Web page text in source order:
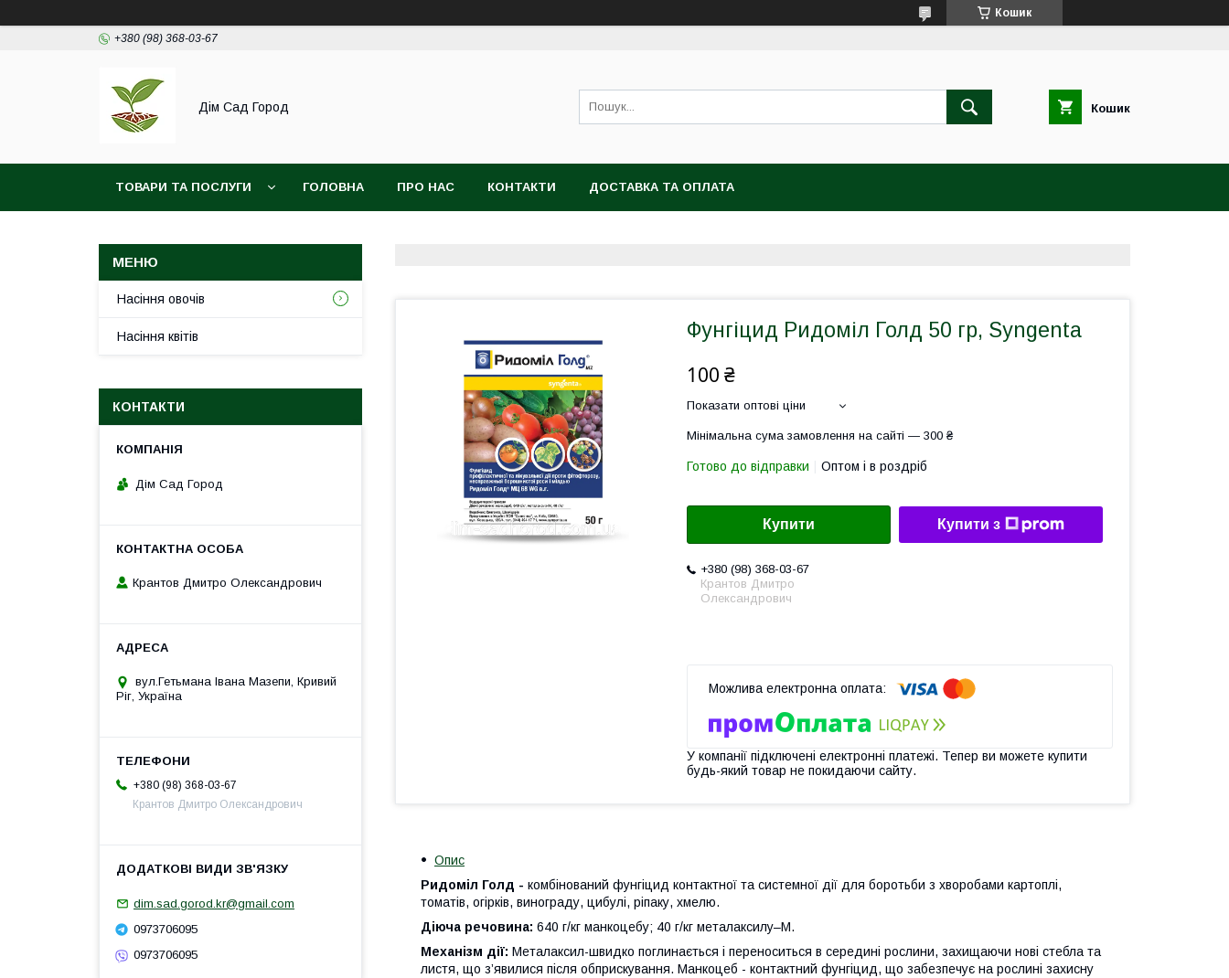
Кошик
+380 (98) 368-03-67
Дім Сад Город Кошик
ТОВАРИ ТА ПОСЛУГИ ГОЛОВНА ПРО НАС КОНТАКТИ ДОСТАВКА ТА ОПЛАТА
Фунгіцид Ридоміл Голд 50 гр, Syngenta
100 ₴
Показати оптові ціни
Мінімальна сума замовлення на сайті — 300 ₴
Готово до відправки Оптом і в роздріб
Купити Купити з
+380 (98) 368-03-67
Крантов Дмитро
Олександрович
У компанії підключені електронні платежі. Тепер ви можете купити
будь-який товар не покидаючи сайту.
Опис
Ридоміл Голд - комбінований фунгіцид контактної та системної дії для боротьби з хворобами картоплі,
томатів, огірків, винограду, цибулі, ріпаку, хмелю.
Діюча речовина: 640 г/кг манкоцебу; 40 г/кг металаксилу–М.
Механізм дії: Металаксил-швидко поглинається і переноситься в середині рослини, захищаючи нові стебла та
листя, що з’явилися після обприскування. Манкоцеб - контактний фунгіцид, що забезпечує на рослині захисну
Насіння овочів
Насіння квітів
КОНТАКТИ
Дім Сад Город
Крантов Дмитро Олександрович
вул.Гетьмана Івана Мазепи, Кривий
Ріг, Україна
+380 (98) 368-03-67
Крантов Дмитро Олександрович
dim.sad.gorod.kr@gmail.com
0973706095
0973706095